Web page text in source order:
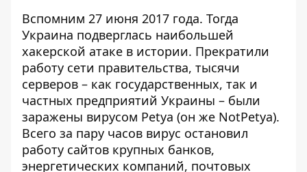
Вспомним 27 июня 2017 года. Тогда
Украина подверглась наибольшей
хакерской атаке в истории. Прекратили
работу сети правительства, тысячи
серверов – как государственных, так и
частных предприятий Украины – были
заражены вирусом Petya (он же NotPetya).
Всего за пару часов вирус остановил
работу сайтов крупных банков,
энергетических компаний, почтовых